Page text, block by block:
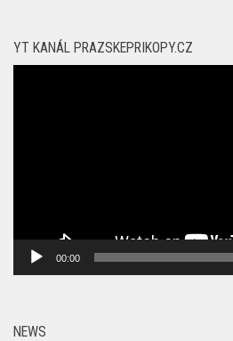
YT KANÁL PRAZSKEPRIKOPY.CZ
00:00
NEWS